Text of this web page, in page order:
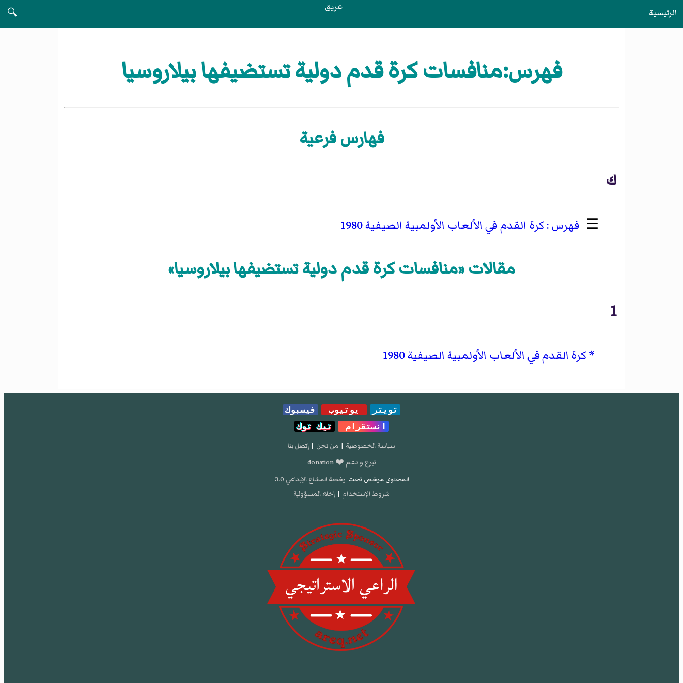
الرئيسية عريق
🔍
فهرس:منافسات كرة قدم دولية تستضيفها بيلاروسيا
فهارس فرعية
ك
☰ كرة القدم في الألعاب الأولمبية الصيفية 1980
مقالات «منافسات كرة قدم دولية تستضيفها بيلاروسيا»
1
كرة القدم في الألعاب الأولمبية الصيفية 1980
تويتر يوتيوب
فيسبوك
انستقرام
تيك توك
سياسة الخصوصية | من نحن | إتصل بنا
تبرع و دعم ❤️ donation
المحتوى مرخص تحت رخصة المشاع الإبداعي 3.0
شروط الإستخدام | إخلاء المسؤولية